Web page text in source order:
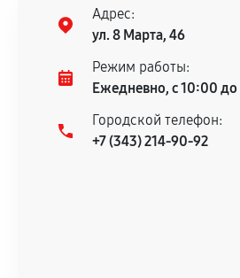
нормальной эксплуатации в
гарантийного срока.
Несоответствие
техническим
Документы для
Адрес:
ул. 8 Марта, 46
Режим работы:
Ежедневно, с 10:00
Городской телефон:
+7 (343) 214-90-92